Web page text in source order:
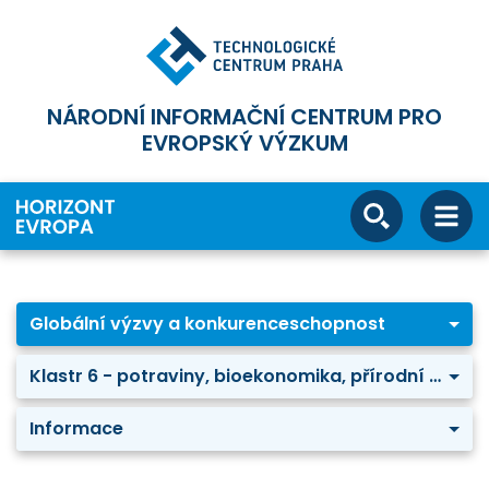
NÁRODNÍ INFORMAČNÍ CENTRUM PRO
EVROPSKÝ VÝZKUM
Globální výzvy a konkurenceschopnost
Klastr 6 - potraviny, bioekonomika, přírodní zdroje, zemědělství a životní prostředí
Informace